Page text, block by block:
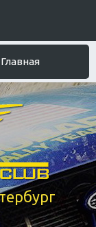
Главная